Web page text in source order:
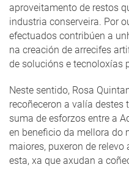
aproveitamento de restos
industria conserveira. Por
efectuados contribúen a
na creación de arrecifes
de solucións e tecnoloxías
Neste sentido, Rosa
recoñeceron a valía
suma de esforzos entre a
en beneficio da mellora do
maiores, puxeron de
esta, xa que axudan a